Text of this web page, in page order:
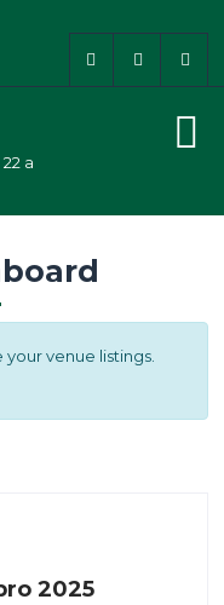
a
venue listings.
2025